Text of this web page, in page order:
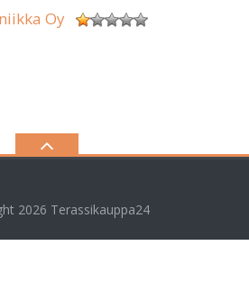
Oy
2026 Terassikauppa24